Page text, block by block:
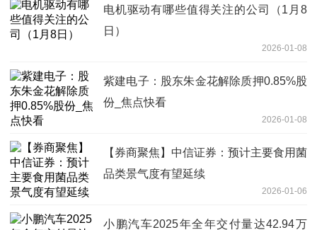
电机驱动有哪些值得关注的公司（1月8
日）
2026-01-08
紫建电子：股东朱金花解除质押0.85%股
份_焦点快看
2026-01-08
【券商聚焦】中信证券：预计主要食用菌
品类景气度有望延续
2026-01-06
小鹏汽车2025年全年交付量达42.94万